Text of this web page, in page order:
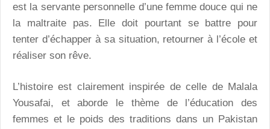
est la servante personnelle d’une femme douce qui ne
la maltraite pas. Elle doit pourtant se battre pour
tenter d’échapper à sa situation, retourner à l’école et
réaliser son rêve.
L’histoire est clairement inspirée de celle de Malala
Yousafai, et aborde le thème de l’éducation des
femmes et le poids des traditions dans un Pakistan